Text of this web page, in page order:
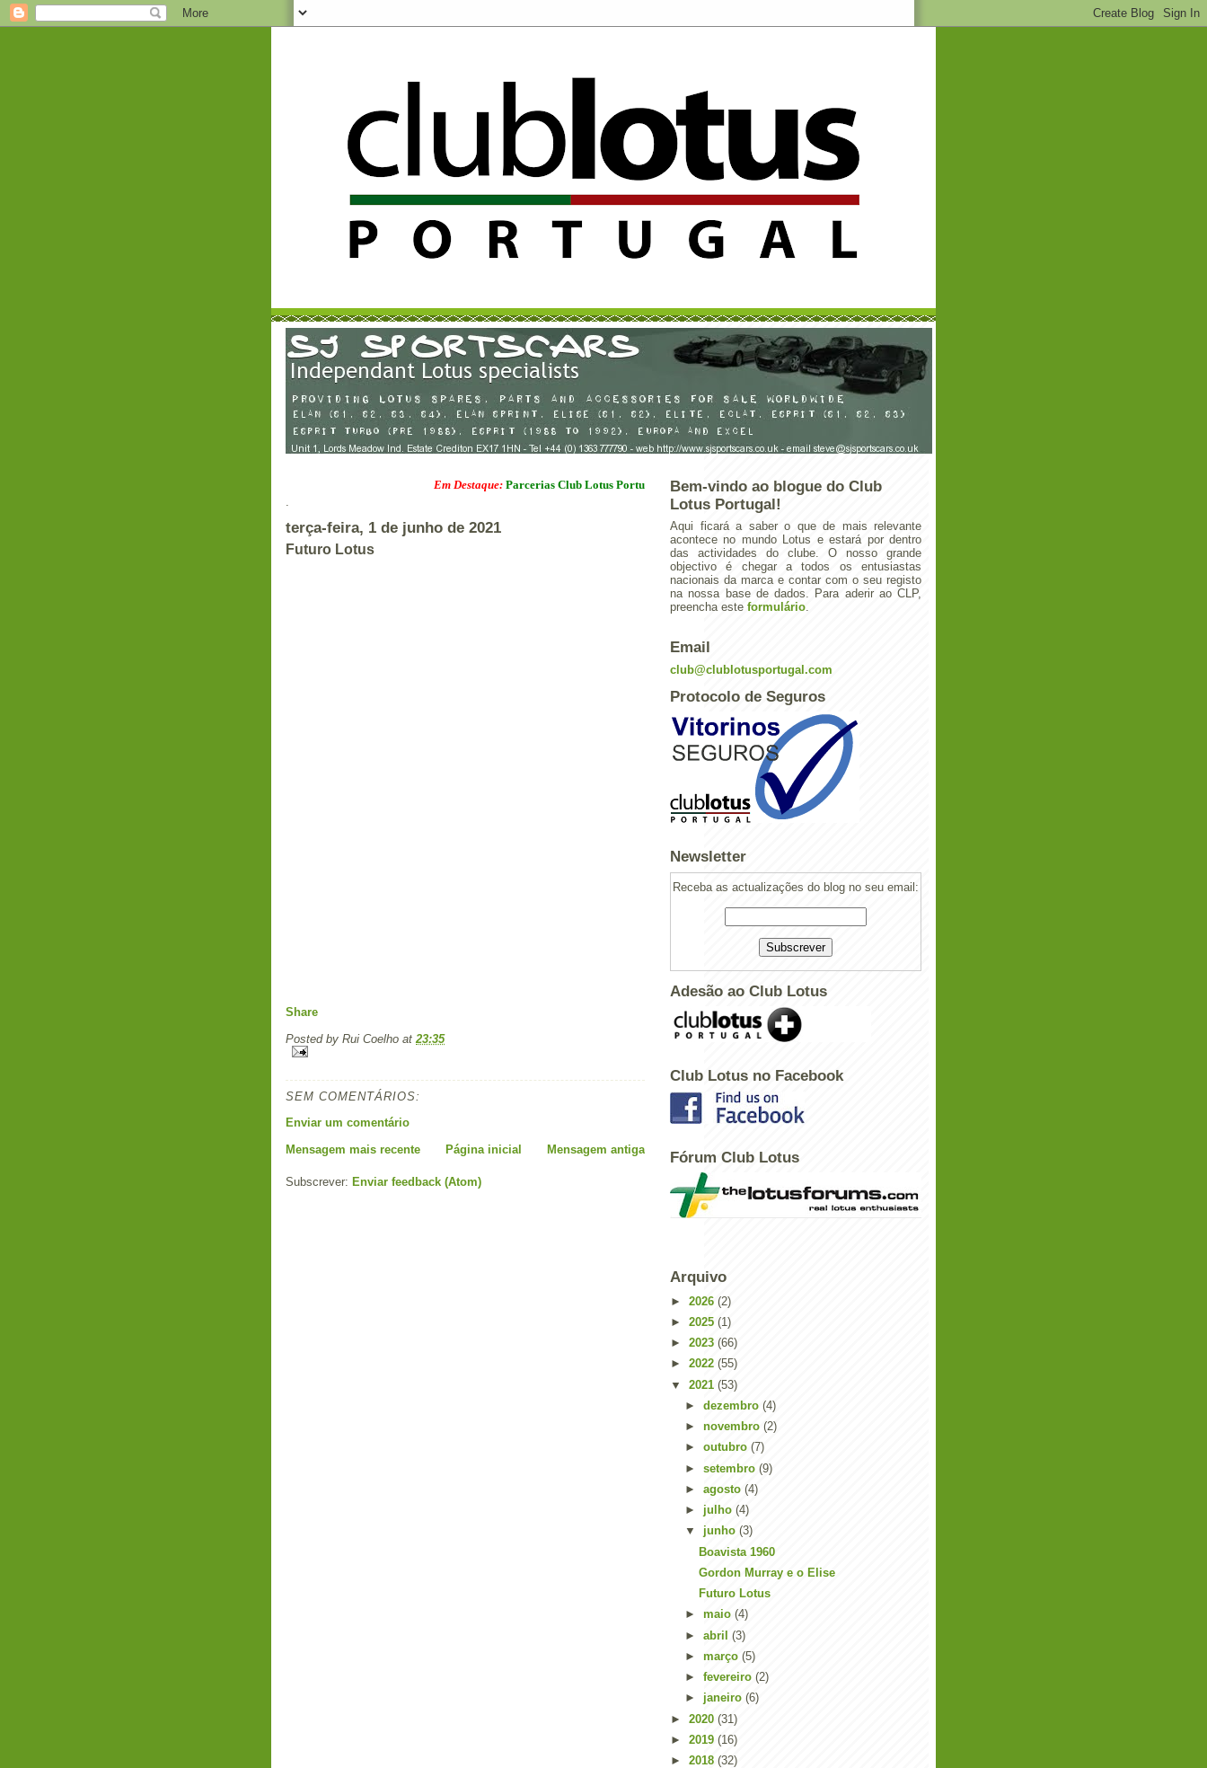
Em Destaque:Parcerias Club Lotus Portugal
terça-feira, 1 de junho de 2021
Futuro Lotus
Share
Posted by Rui Coelho at 23:35
SEM COMENTÁRIOS:
Enviar um comentário
Mensagem mais recente
Mensagem antiga
Página inicial
Subscrever: Enviar feedback (Atom)
Bem-vindo ao blogue do Club
Lotus Portugal!
Aqui ficará a saber o que de mais relevante
acontece no mundo Lotus e estará por dentro
das actividades do clube. O nosso grande
objectivo é chegar a todos os entusiastas
nacionais da marca e contar com o seu registo
na nossa base de dados. Para aderir ao CLP,
preencha este formulário.
Email
club@clublotusportugal.com
Protocolo de Seguros
Newsletter
Receba as actualizações do blog no seu email:
Adesão ao Club Lotus
Club Lotus no Facebook
Fórum Club Lotus
Arquivo
► 2026 (2)
► 2025 (1)
► 2023 (66)
► 2022 (55)
▼ 2021 (53)
► dezembro (4)
► novembro (2)
► outubro (7)
► setembro (9)
► agosto (4)
► julho (4)
▼ junho (3)
Boavista 1960
Gordon Murray e o Elise
Futuro Lotus
► maio (4)
► abril (3)
► março (5)
► fevereiro (2)
► janeiro (6)
► 2020 (31)
► 2019 (16)
► 2018 (32)